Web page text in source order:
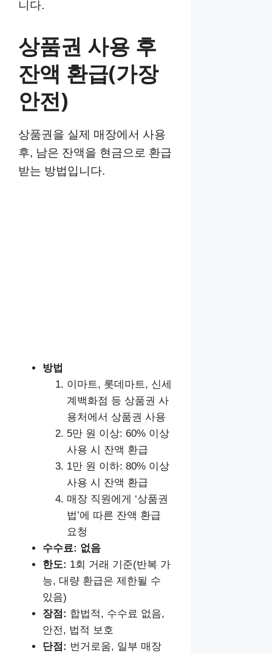
니다.
상품권 사용 후
잔액 환급(가장
안전)
상품권을 실제 매장에서 사용
후, 남은 잔액을 현금으로 환급
받는 방법입니다.
방법
이마트, 롯데마트, 신세
계백화점 등 상품권 사
용처에서 상품권 사용
5만 원 이상: 60% 이상
사용 시 잔액 환급
1만 원 이하: 80% 이상
사용 시 잔액 환급
매장 직원에게 ‘상품권
법’에 따른 잔액 환급
요청
수수료: 없음
한도: 1회 거래 기준(반복 가
능, 대량 환급은 제한될 수
있음)
장점: 합법적, 수수료 없음,
안전, 법적 보호
단점: 번거로움, 일부 매장